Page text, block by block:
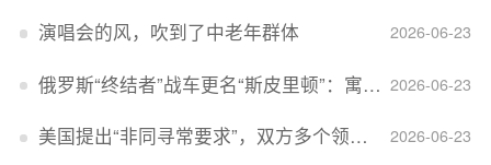
2026-06-23
演唱会的风，吹到了中老年群体
2026-06-23
俄罗斯“终结者”战车更名“斯皮里顿”：寓意强大可靠，彰显俄精神力量
2026-06-23
美国提出“非同寻常要求”，双方多个领域分歧依旧，印美贸易谈判进入“关键阶段”